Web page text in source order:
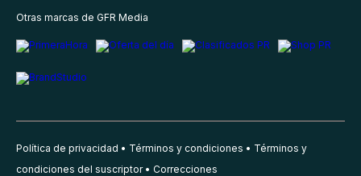
Otras marcas de GFR Media
Política de privacidad Términos y condiciones
Términos y
condiciones del suscriptor
Correcciones